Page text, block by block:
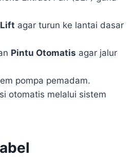
Lift agar turun ke lantai dasar
Pintu Otomatis agar jalur
pompa pemadam.
otomatis melalui sistem